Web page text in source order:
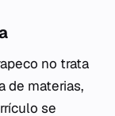
no trata
de materias,
se